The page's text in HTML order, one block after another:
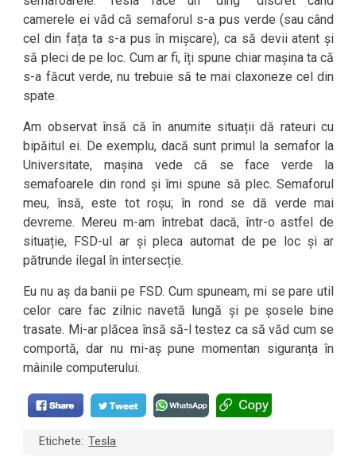
camerele ei văd că semaforul s-a pus verde (sau când
cel din fața ta s-a pus în mișcare), ca să devii atent și
să pleci de pe loc. Cum ar fi, îți spune chiar mașina ta că
s-a făcut verde, nu trebuie să te mai claxoneze cel din
spate.
Am observat însă că în anumite situații dă rateuri cu
bipăitul ei. De exemplu, dacă sunt primul la semafor la
Universitate, mașina vede că se face verde la
semafoarele din rond și îmi spune să plec. Semaforul
meu, însă, este tot roșu; în rond se dă verde mai
devreme. Mereu m-am întrebat dacă, într-o astfel de
situație, FSD-ul ar și pleca automat de pe loc și ar
pătrunde ilegal în intersecție.
Eu nu aș da banii pe FSD. Cum spuneam, mi se pare util
celor care fac zilnic navetă lungă și pe șosele bine
trasate. Mi-ar plăcea însă să-l testez ca să văd cum se
comportă, dar nu mi-aș pune momentan siguranța în
mâinile computerului.
Etichete: Tesla